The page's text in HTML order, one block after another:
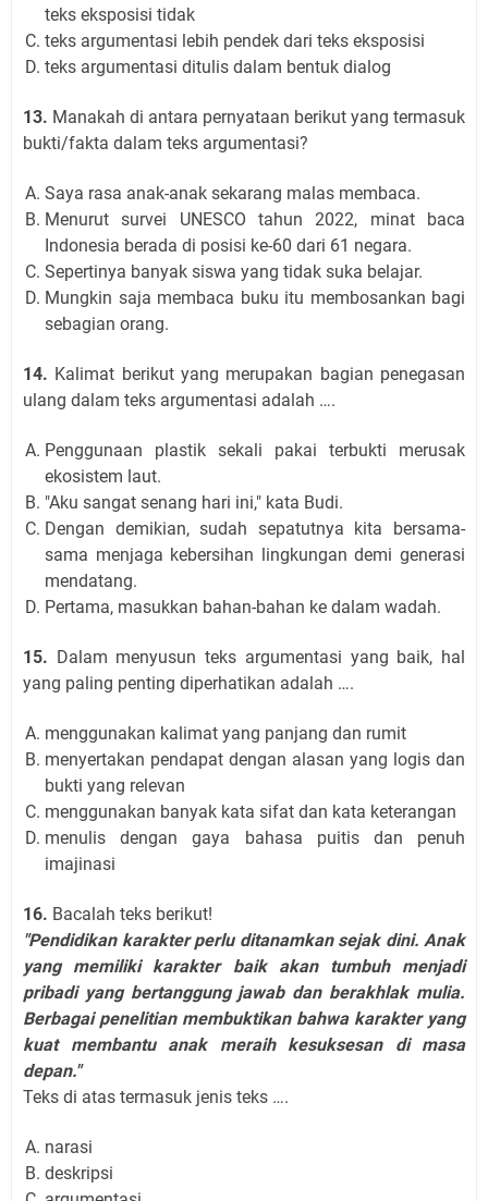
teks eksposisi tidak
teks argumentasi lebih pendek dari teks eksposisi
teks argumentasi ditulis dalam bentuk dialog
13. Manakah di antara pernyataan berikut yang termasuk
bukti/fakta dalam teks argumentasi?
Saya rasa anak-anak sekarang malas membaca.
Menurut survei UNESCO tahun 2022, minat baca
Indonesia berada di posisi ke-60 dari 61 negara.
Sepertinya banyak siswa yang tidak suka belajar.
Mungkin saja membaca buku itu membosankan bagi
sebagian orang.
14. Kalimat berikut yang merupakan bagian penegasan
ulang dalam teks argumentasi adalah ….
Penggunaan plastik sekali pakai terbukti merusak
ekosistem laut.
"Aku sangat senang hari ini," kata Budi.
Dengan demikian, sudah sepatutnya kita bersama-
sama menjaga kebersihan lingkungan demi generasi
mendatang.
Pertama, masukkan bahan-bahan ke dalam wadah.
15. Dalam menyusun teks argumentasi yang baik, hal
yang paling penting diperhatikan adalah ….
menggunakan kalimat yang panjang dan rumit
menyertakan pendapat dengan alasan yang logis dan
bukti yang relevan
menggunakan banyak kata sifat dan kata keterangan
menulis dengan gaya bahasa puitis dan penuh
imajinasi
16. Bacalah teks berikut!
"Pendidikan karakter perlu ditanamkan sejak dini. Anak
yang memiliki karakter baik akan tumbuh menjadi
pribadi yang bertanggung jawab dan berakhlak mulia.
Berbagai penelitian membuktikan bahwa karakter yang
kuat membantu anak meraih kesuksesan di masa
depan."
Teks di atas termasuk jenis teks ….
narasi
deskripsi